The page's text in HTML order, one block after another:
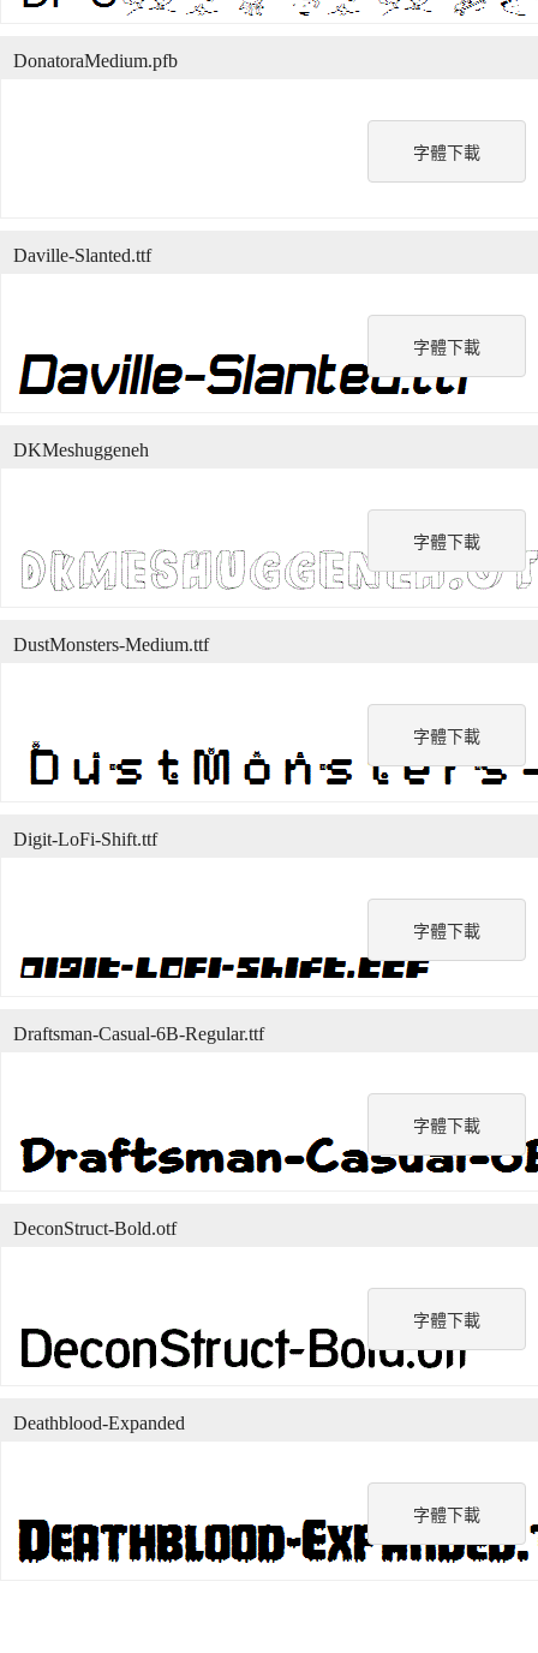
字體下載
DonatoraMedium.pfb
字體下載
Daville-Slanted.ttf
字體下載
DKMeshuggeneh
字體下載
DustMonsters-Medium.ttf
字體下載
Digit-LoFi-Shift.ttf
字體下載
Draftsman-Casual-6B-Regular.ttf
字體下載
DeconStruct-Bold.otf
字體下載
Deathblood-Expanded